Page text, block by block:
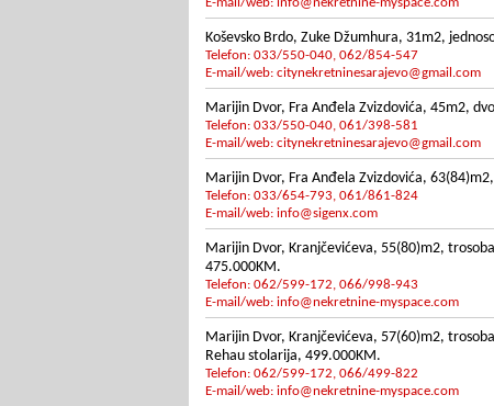
Koševsko Brdo, Zuke Džumhura, 31m2,
Telefon: 033/550-040, 062/854-547
E-mail/web: citynekretninesarajevo@gmail.com
Marijin Dvor, Fra Anđela Zvizdovića, 45m2,
Telefon: 033/550-040, 061/398-581
E-mail/web: citynekretninesarajevo@gmail.com
Marijin Dvor, Fra Anđela Zvizdovića,
Telefon: 033/654-793, 061/861-824
E-mail/web: info@sigenx.com
Marijin Dvor, Kranjčevićeva, 55(80)m2,
475.000KM.
Telefon: 062/599-172, 066/998-943
E-mail/web: info@nekretnine-myspace.com
Marijin Dvor, Kranjčevićeva, 57(60)m2,
Rehau stolarija, 499.000KM.
Telefon: 062/599-172, 066/499-822
E-mail/web: info@nekretnine-myspace.com